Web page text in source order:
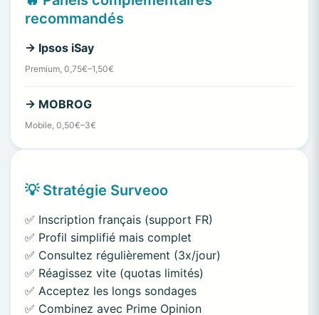
recommandés
→ Ipsos iSay
Premium, 0,75€–1,50€
→ MOBROG
Mobile, 0,50€–3€
💡 Stratégie Surveoo
✅ Inscription français (support FR)
✅ Profil simplifié mais complet
✅ Consultez régulièrement (3x/jour)
✅ Réagissez vite (quotas limités)
✅ Acceptez les longs sondages
✅ Combinez avec Prime Opinion